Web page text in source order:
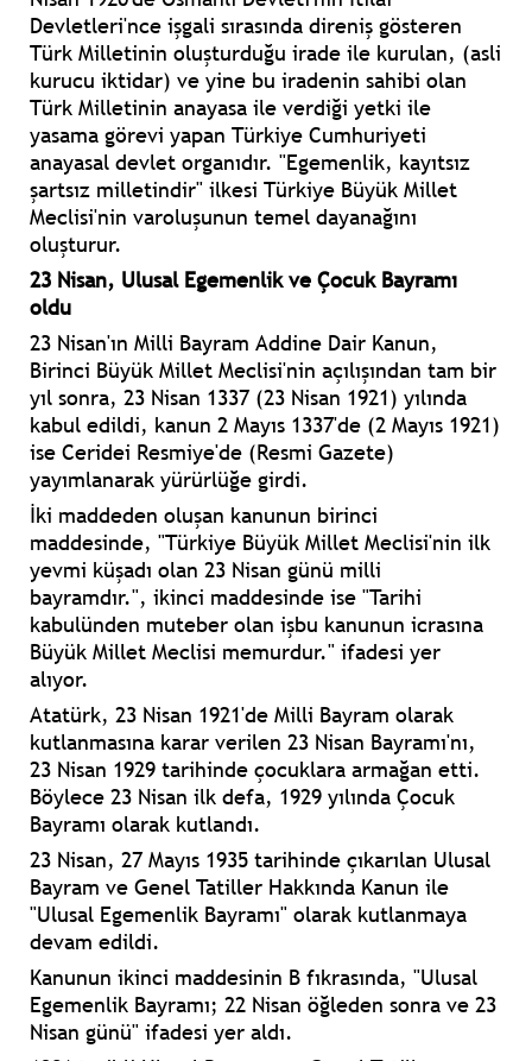
Devletleri'nce işgali sırasında direniş gösteren
Türk Milletinin oluşturduğu irade ile kurulan, (asli
kurucu iktidar) ve yine bu iradenin sahibi olan
Türk Milletinin anayasa ile verdiği yetki ile
yasama görevi yapan Türkiye Cumhuriyeti
anayasal devlet organıdır. "Egemenlik, kayıtsız
şartsız milletindir" ilkesi Türkiye Büyük Millet
Meclisi'nin varoluşunun temel dayanağını
oluşturur.
23 Nisan, Ulusal Egemenlik ve Çocuk Bayramı
oldu
23 Nisan'ın Milli Bayram Addine Dair Kanun,
Birinci Büyük Millet Meclisi'nin açılışından tam bir
yıl sonra, 23 Nisan 1337 (23 Nisan 1921) yılında
kabul edildi, kanun 2 Mayıs 1337'de (2 Mayıs 1921)
ise Ceridei Resmiye'de (Resmi Gazete)
yayımlanarak yürürlüğe girdi.
İki maddeden oluşan kanunun birinci
maddesinde, "Türkiye Büyük Millet Meclisi'nin ilk
yevmi küşadı olan 23 Nisan günü milli
bayramdır.", ikinci maddesinde ise "Tarihi
kabulünden muteber olan işbu kanunun icrasına
Büyük Millet Meclisi memurdur." ifadesi yer
alıyor.
Atatürk, 23 Nisan 1921'de Milli Bayram olarak
kutlanmasına karar verilen 23 Nisan Bayramı'nı,
23 Nisan 1929 tarihinde çocuklara armağan etti.
Böylece 23 Nisan ilk defa, 1929 yılında Çocuk
Bayramı olarak kutlandı.
23 Nisan, 27 Mayıs 1935 tarihinde çıkarılan Ulusal
Bayram ve Genel Tatiller Hakkında Kanun ile
"Ulusal Egemenlik Bayramı" olarak kutlanmaya
devam edildi.
Kanunun ikinci maddesinin B fıkrasında, "Ulusal
Egemenlik Bayramı; 22 Nisan öğleden sonra ve 23
Nisan günü" ifadesi yer aldı.